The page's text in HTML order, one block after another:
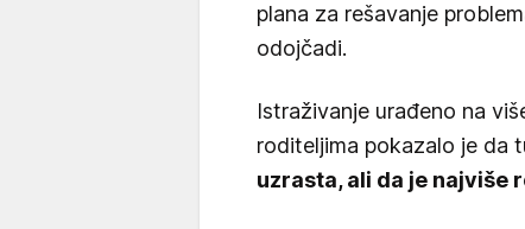
plana za rešavanje
odojčadi.
Istraživanje urađeno na
roditeljima pokazalo je da
uzrasta, ali da je najviše